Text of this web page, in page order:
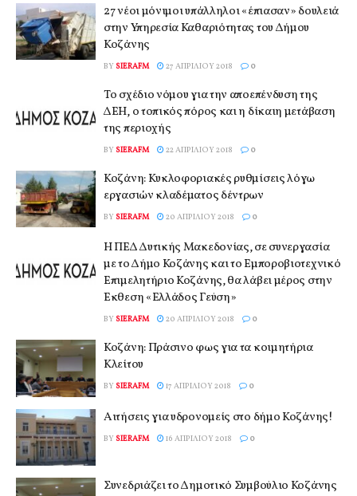
27 νέοι μόνιμοι υπάλληλοι «έπιασαν» δουλειά
στην Υπηρεσία Καθαριότητας του Δήμου
Κοζάνης
BY SIERAFM 27 ΑΠΡΙΛΊΟΥ 2018 0
Το σχέδιο νόμου για την αποεπένδυση της
ΔΕΗ, ο τοπικός πόρος και η δίκαιη μετάβαση
της περιοχής
BY SIERAFM 22 ΑΠΡΙΛΊΟΥ 2018 0
Κοζάνη: Κυκλοφοριακές ρυθμίσεις λόγω
εργασιών κλαδέματος δέντρων
BY SIERAFM 20 ΑΠΡΙΛΊΟΥ 2018 0
Η ΠΕΔ Δυτικής Μακεδονίας, σε συνεργασία
με το Δήμο Κοζάνης και το Εμποροβιοτεχνικό
Επιμελητήριο Κοζάνης, θα λάβει μέρος στην
Έκθεση «Ελλάδος Γεύση»
BY SIERAFM 20 ΑΠΡΙΛΊΟΥ 2018 0
Κοζάνη: Πράσινο φως για τα κοιμητήρια
Κλείτου
BY SIERAFM 17 ΑΠΡΙΛΊΟΥ 2018 0
Αιτήσεις για υδρονομείς στο δήμο Κοζάνης!
BY SIERAFM 16 ΑΠΡΙΛΊΟΥ 2018 0
Συνεδριάζει το Δημοτικό Συμβούλιο Κοζάνης